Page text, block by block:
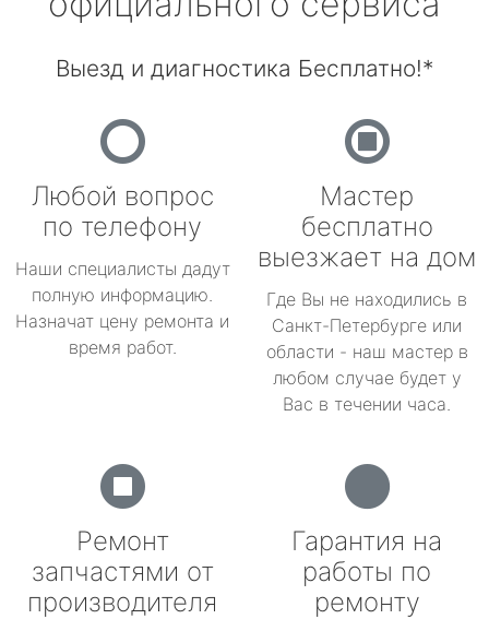
Выезд и диагностика Бесплатно!*
Любой вопрос
по телефону
Наши специалисты дадут
полную информацию.
Назначат цену ремонта и
время работ.
Мастер
бесплатно
выезжает на дом
Где Вы не находились в
Санкт-Петербурге или
области - наш мастер в
любом случае будет у
Вас в течении часа.
Ремонт
запчастями от
производителя
Гарантия на
работы по
ремонту